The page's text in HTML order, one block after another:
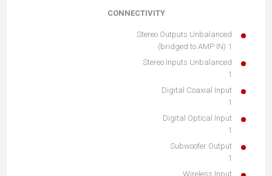
CONNECTIVITY
Stereo Outputs Unbalanced
1 (bridged to AMP IN)
Stereo Inputs Unbalanced
1
Digital Coaxial Input
1
Digital Optical Input
1
Subwoofer Output
1
Wireless Input